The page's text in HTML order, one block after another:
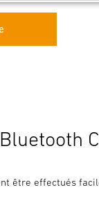
être effectués